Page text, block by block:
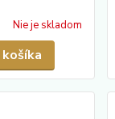
Nie je skladom